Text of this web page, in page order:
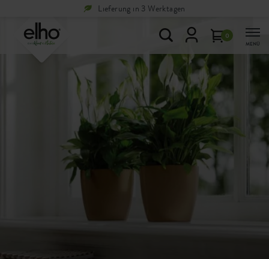
Lieferung in 3 Werktagen
0
MENÜ